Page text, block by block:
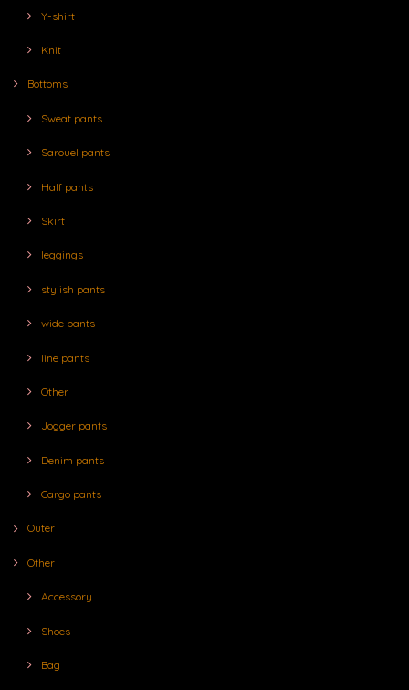
Y-shirt
Knit
Bottoms
Sweat pants
Sarouel pants
Half pants
Skirt
leggings
stylish pants
wide pants
line pants
Other
Jogger pants
Denim pants
Cargo pants
Outer
Other
Accessory
Shoes
Bag